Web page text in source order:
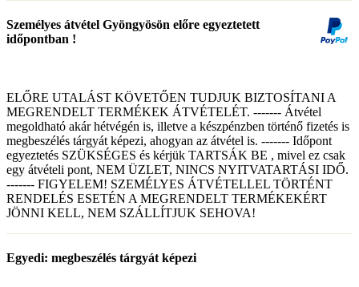
Személyes átvétel Gyöngyösön előre egyeztetett
időpontban !
ELŐRE UTALÁST KÖVETŐEN TUDJUK BIZTOSÍTANI A
MEGRENDELT TERMÉKEK ÁTVÉTELÉT. ------- Átvétel
megoldható akár hétvégén is, illetve a készpénzben történő fizetés is
megbeszélés tárgyát képezi, ahogyan az átvétel is. ------- Időpont
egyeztetés SZÜKSÉGES és kérjük TARTSÁK BE , mivel ez csak
egy átvételi pont, NEM ÜZLET, NINCS NYITVATARTÁSI IDŐ.
------- FIGYELEM! SZEMÉLYES ÁTVÉTELLEL TÖRTÉNT
RENDELÉS ESETÉN A MEGRENDELT TERMÉKEKÉRT
JÖNNI KELL, NEM SZÁLLÍTJUK SEHOVA!
Egyedi: megbeszélés tárgyát képezi